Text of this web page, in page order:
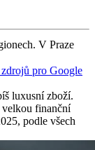
V Praze
pro Google
luxusní zboží.
velkou finanční
podle všech